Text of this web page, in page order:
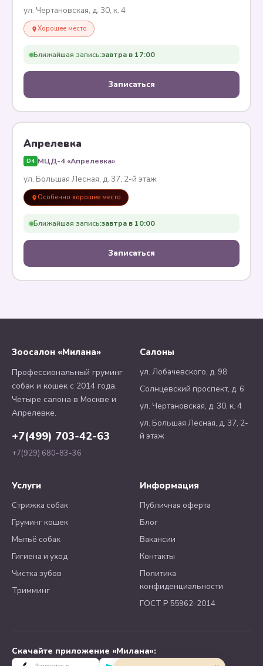
ул. Чертановская, д. 30, к. 4
Хорошее место
Ближайшая запись:завтра в 17:00
Записаться
Апрелевка
D4 МЦД-4 «Апрелевка»
ул. Большая Лесная, д. 37, 2-й этаж
Особенно хорошее место
Ближайшая запись:завтра в 10:00
Записаться
Зоосалон «Милана»
Профессиональный груминг
собак и кошек с 2014 года.
Четыре салона в Москве и
Апрелевке.
+7(499) 703-42-63
+7(929) 680-83-36
Салоны
ул. Лобачевского, д. 98
Солнцевский проспект, д. 6
ул. Чертановская, д. 30, к. 4
ул. Большая Лесная, д. 37, 2-
й этаж
Услуги
Стрижка собак
Груминг кошек
Мытьё собак
Гигиена и уход
Чистка зубов
Тримминг
Информация
Публичная оферта
Блог
Вакансии
Контакты
Политика
конфиденциальности
ГОСТ Р 55962-2014
Скачайте приложение «Милана»: